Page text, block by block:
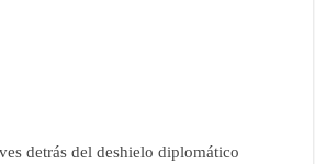
detrás del deshielo diplomático